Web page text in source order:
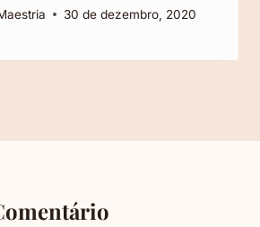
30 de dezembro, 2020